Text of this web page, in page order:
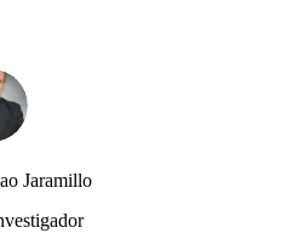
Jaramillo